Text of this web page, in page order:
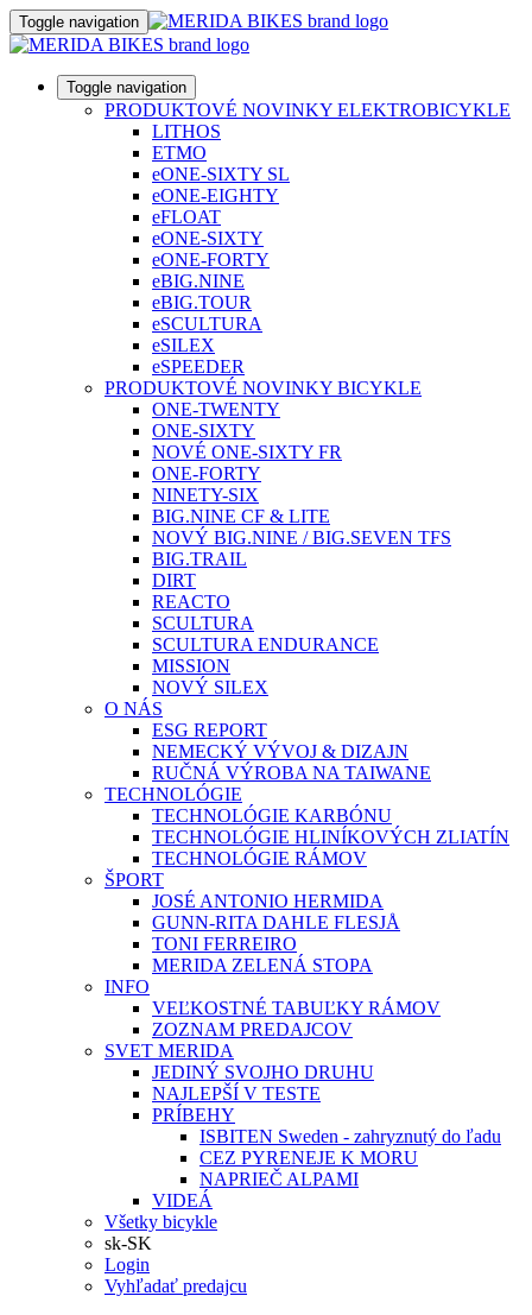
Toggle navigation
Toggle navigation
PRODUKTOVÉ NOVINKY ELEKTROBICYKLE
LITHOS
ETMO
eONE-SIXTY SL
eONE-EIGHTY
eFLOAT
eONE-SIXTY
eONE-FORTY
eBIG.NINE
eBIG.TOUR
eSCULTURA
eSILEX
eSPEEDER
PRODUKTOVÉ NOVINKY BICYKLE
ONE-TWENTY
ONE-SIXTY
NOVÉ ONE-SIXTY FR
ONE-FORTY
NINETY-SIX
BIG.NINE CF & LITE
NOVÝ BIG.NINE / BIG.SEVEN TFS
BIG.TRAIL
DIRT
REACTO
SCULTURA
SCULTURA ENDURANCE
MISSION
NOVÝ SILEX
O NÁS
ESG REPORT
NEMECKÝ VÝVOJ & DIZAJN
RUČNÁ VÝROBA NA TAIWANE
TECHNOLÓGIE
TECHNOLÓGIE KARBÓNU
TECHNOLÓGIE HLINÍKOVÝCH ZLIATÍN
TECHNOLÓGIE RÁMOV
ŠPORT
JOSÉ ANTONIO HERMIDA
GUNN-RITA DAHLE FLESJÅ
TONI FERREIRO
MERIDA ZELENÁ STOPA
INFO
VEĽKOSTNÉ TABUĽKY RÁMOV
ZOZNAM PREDAJCOV
SVET MERIDA
JEDINÝ SVOJHO DRUHU
NAJLEPŠÍ V TESTE
PRÍBEHY
ISBITEN Sweden - zahryznutý do ľadu
CEZ PYRENEJE K MORU
NAPRIEČ ALPAMI
VIDEÁ
Všetky bicykle
sk-SK
Login
Vyhľadať predajcu